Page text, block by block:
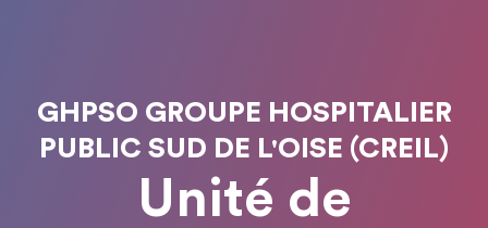
GHPSO GROUPE HOSPITALIER
PUBLIC SUD DE L'OISE (CREIL)
Unité de